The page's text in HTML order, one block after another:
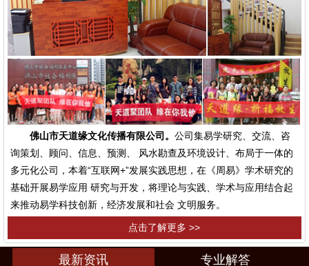
佛山市天道缘文化传播有限公司。 公司集易学研究、交流、咨
询策划、顾问、信息、预测、 风水勘查及环境设计、布局于一体的
多元化公司，本着“互联网+”发展实践思想，在《周易》学术研究的
基础开展易学应用 研究与开发，将理论与实践、学术与应用结合起
来推动易学科技创新，经济发展和社会 文明服务。
点击了解更多 >>
最新资讯 专业解答